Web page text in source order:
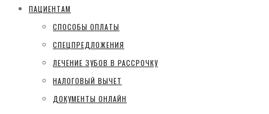
ПАЦИЕНТАМ
СПОСОБЫ ОПЛАТЫ
СПЕЦПРЕДЛОЖЕНИЯ
ЛЕЧЕНИЕ ЗУБОВ В РАССРОЧКУ
НАЛОГОВЫЙ ВЫЧЕТ
ДОКУМЕНТЫ ОНЛАЙН